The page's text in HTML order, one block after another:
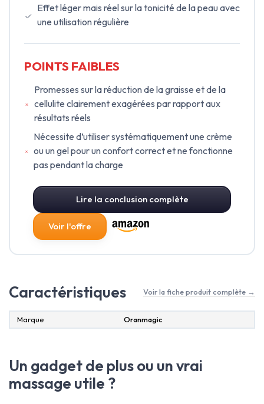
Effet léger mais réel sur la tonicité de la peau avec
une utilisation régulière
POINTS FAIBLES
Promesses sur la réduction de la graisse et de la
cellulite clairement exagérées par rapport aux
résultats réels
Nécessite d’utiliser systématiquement une crème
ou un gel pour un confort correct et ne fonctionne
pas pendant la charge
Lire la conclusion complète
Voir l'offre
Caractéristiques Voir la fiche produit complète →
Marque Oranmagic
Un gadget de plus ou un vrai
massage utile ?